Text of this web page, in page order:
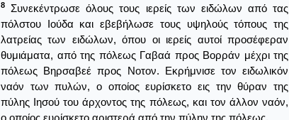
8
Συνεκέντρωσε όλους τους ιερείς των ειδώλων από τας
πόλστου Ιούδα και εβεβήλωσε τους υψηλούς τόπους της
λατρείας των ειδώλων, όπου οι ιερείς αυτοί προσέφεραν
θυμιάματα, από της πόλεως Γαβαά προς Βορράν μέχρι της
πόλεως Βηρσαβεέ προς Νοτον. Εκρήμνισε τον ειδωλικόν
ναόν των πυλών, ο οποίος ευρίσκετο εις την θύραν της
πύλης Ιησού του άρχοντος της πόλεως, και τον άλλον ναόν,
ο οποίος ευρίσκετο αριστερά από την πύλην της πόλεως.